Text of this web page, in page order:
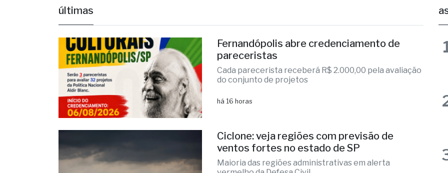
últimas
Cada parecerista receberá R$ 2.000,00 pela avaliação
do conjunto de projetos
há 16 horas